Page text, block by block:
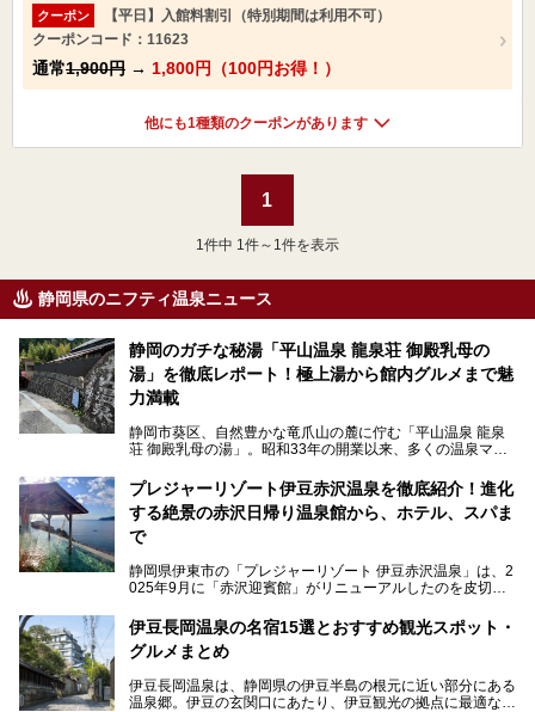
クーポン
【平日】入館料割引（特別期間は利用不可）
クーポンコード：11623
通常1,900円 → 1,800円（100円お得！）
他にも1種類のクーポンがあります
1
1 件中 1件～1件を表示
静岡県のニフティ温泉ニュース
静岡のガチな秘湯「平山温泉 龍泉荘 御殿乳母の
湯」を徹底レポート！極上湯から館内グルメまで魅
力満載
静岡市葵区、自然豊かな竜爪山の麓に佇む「平山温泉 龍泉
荘 御殿乳母の湯」。昭和33年の開業以来、多くの温泉マニ
極上温泉です。お湯はもちろん、実はグルメも揃っているん
です。多くのファンを持つ、その圧倒的なこだわりと魅力を
解説します。
プレジャーリゾート伊豆赤沢温泉を徹底紹介！進化
する絶景の赤沢日帰り温泉館から、ホテル、スパま
で
静岡県伊東市の「プレジャーリゾート 伊豆赤沢温泉」は、2
025年9月に「赤沢迎賓館」がリニューアルしたのを皮切り
館」、「RED 28 HOTEL」がリニューアル。さらにこのあ
とグランピング施設のGRAX EARTH FIELD（グラックスア
ースフィールド）、大型屋内アミューズメント施設のPLEA
予定。
伊豆長岡温泉の名宿15選とおすすめ観光スポット・
グルメまとめ
伊豆長岡温泉は、静岡県の伊豆半島の根元に近い部分にある
温泉郷。伊豆の玄関口にあたり、伊豆観光の拠点に最適な立